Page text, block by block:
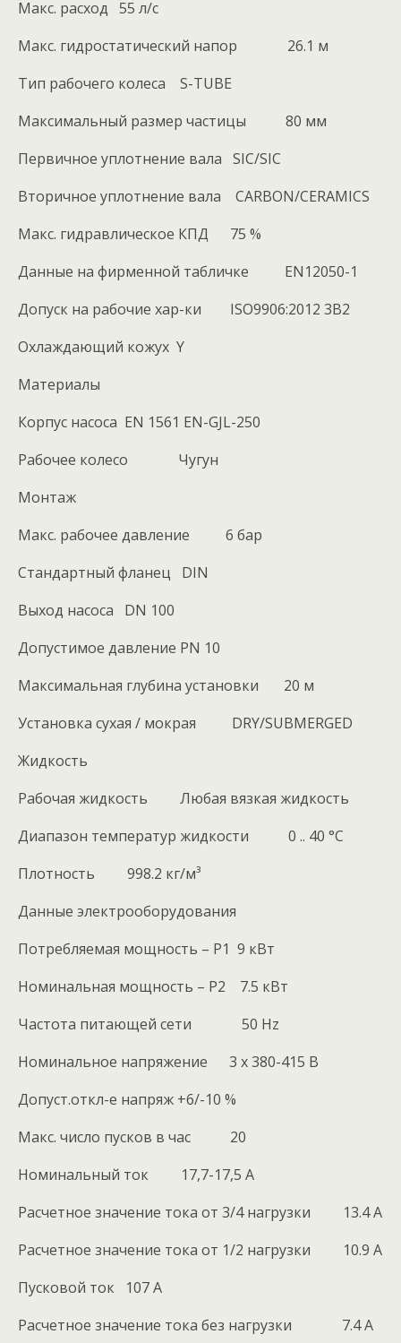
Maкс. расход 55 л/с
Макс. гидростатический напор 26.1 м
Тип рабочего колеса S-TUBE
Максимальный размер частицы 80 мм
Первичное уплотнение вала SIC/SIC
Вторичное уплотнение вала CARBON/CERAMICS
Макс. гидравлическое КПД 75 %
Данные на фирменной табличке EN12050-1
Допуск на рабочие хар-ки ISO9906:2012 3B2
Охлаждающий кожух Y
Материалы
Корпус насоса EN 1561 EN-GJL-250
Рабочее колесо Чугун
Монтаж
Макс. рабочее давление 6 бар
Стандартный фланец DIN
Выход насоса DN 100
Допустимое давление PN 10
Максимальная глубина установки 20 м
Установка сухая / мокрая DRY/SUBMERGED
Жидкость
Рабочая жидкость Любая вязкая жидкость
Диапазон температур жидкости 0 .. 40 °C
Плотность 998.2 кг/м³
Данные электрооборудования
Потребляемая мощность – P1 9 кВт
Номинальная мощность – P2 7.5 кВт
Частота питающей сети 50 Hz
Номинальное напряжение 3 x 380-415 В
Допуст.откл-е напряж +6/-10 %
Макс. число пусков в час 20
Номинальный ток 17,7-17,5 A
Расчетное значение тока от 3/4 нагрузки 13.4 A
Расчетное значение тока от 1/2 нагрузки 10.9 A
Пусковой ток 107 A
Расчетное значение тока без нагрузки 7.4 A